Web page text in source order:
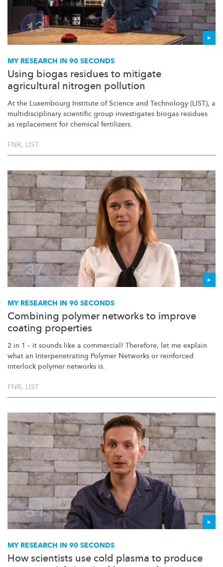
MY RESEARCH IN 90 SECONDS
Using biogas residues to mitigate
agricultural nitrogen pollution
At the Luxembourg Institute of Science and Technology (LIST), a
multidisciplinary scientific group investigates biogas residues
as replacement for chemical fertilizers.
FNR, LIST
MY RESEARCH IN 90 SECONDS
Combining polymer networks to improve
coating properties
2 in 1 – it sounds like a commercial! Therefore, let me explain
what an Interpenetrating Polymer Networks or reinforced
interlock polymer networks is.
FNR, LIST
MY RESEARCH IN 90 SECONDS
How scientists use cold plasma to produce